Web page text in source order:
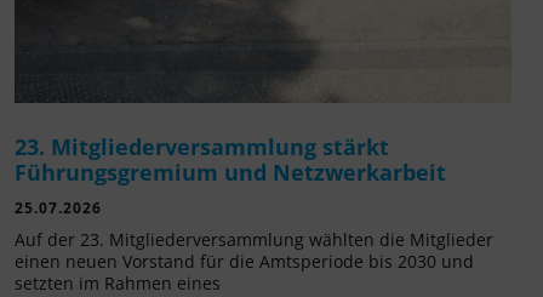
23. Mitgliederversammlung stärkt
Führungsgremium und Netzwerkarbeit
25.07.2026
Auf der 23. Mitgliederversammlung wählten die Mitglieder
einen neuen Vorstand für die Amtsperiode bis 2030 und
setzten im Rahmen eines